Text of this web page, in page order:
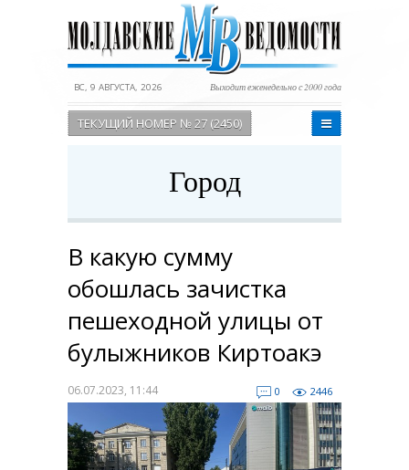
ВС, 9 АВГУСТА, 2026 Выходит еженедельно с 2000 года
ТЕКУЩИЙ НОМЕР № 27 (2450)
Город
В какую сумму
обошлась зачистка
пешеходной улицы от
булыжников Киртоакэ
06.07.2023, 11:44 0 2446